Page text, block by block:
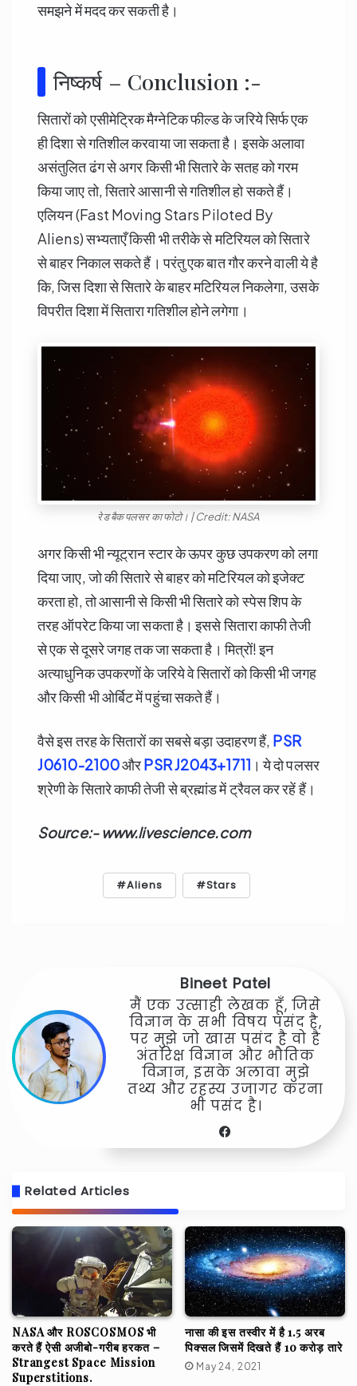
समझने में मदद कर सकती है।
निष्कर्ष – Conclusion :-
सितारों को एसीमेट्रिक मैग्नेटिक फील्ड के जरिये सिर्फ एक
ही दिशा से गतिशील करवाया जा सकता है। इसके अलावा
असंतुलित ढंग से अगर किसी भी सितारे के सतह को गरम
किया जाए तो, सितारे आसानी से गतिशील हो सकते हैं।
एलियन (Fast Moving Stars Piloted By
Aliens) सभ्यताएँ किसी भी तरीके से मटिरियल को सितारे
से बाहर निकाल सकते हैं। परंतु एक बात गौर करने वाली ये है
कि, जिस दिशा से सितारे के बाहर मटिरियल निकलेगा, उसके
विपरीत दिशा में सितारा गतिशील होने लगेगा।
रेड बैक पलसर का फोटो। | Credit: NASA
अगर किसी भी न्यूट्रान स्टार के ऊपर कुछ उपकरण को लगा
दिया जाए, जो की सितारे से बाहर को मटिरियल को इजेक्ट
करता हो, तो आसानी से किसी भी सितारे को स्पेस शिप के
तरह ऑपरेट किया जा सकता है। इससे सितारा काफी तेजी
से एक से दूसरे जगह तक जा सकता है। मित्रों! इन
अत्याधुनिक उपकरणों के जरिये वे सितारों को किसी भी जगह
और किसी भी ओर्बिट में पहुंचा सकते हैं।
वैसे इस तरह के सितारों का सबसे बड़ा उदाहरण हैं, PSR
J0610-2100औरPSR J2043+1711 । ये दो पलसर
श्रेणी के सितारे काफी तेजी से ब्रह्मांड में ट्रैवल कर रहें हैं।
Source:- www.livescience.com
Aliens Stars
Bineet Patel
मैं एक उत्साही लेखक हूँ, जिसे
विज्ञान के सभी विषय पसंद है,
पर मुझे जो खास पसंद है वो है
अंतरिक्ष विज्ञान और भौतिक
विज्ञान, इसके अलावा मुझे
तथ्य और रहस्य उजागर करना
भी पसंद है।
Related Articles
NASA और ROSCOSMOS भी
करते हैं ऐसी अजीबो-गरीब हरकत –
Strangest Space Mission
Superstitions.
नासा की इस तस्वीर में है 1.5 अरब
पिक्सल जिसमें दिखते हैं 10 करोड़ तारे
May 24, 2021